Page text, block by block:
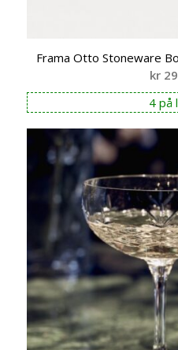
Frama Otto Stoneware
kr
4 på